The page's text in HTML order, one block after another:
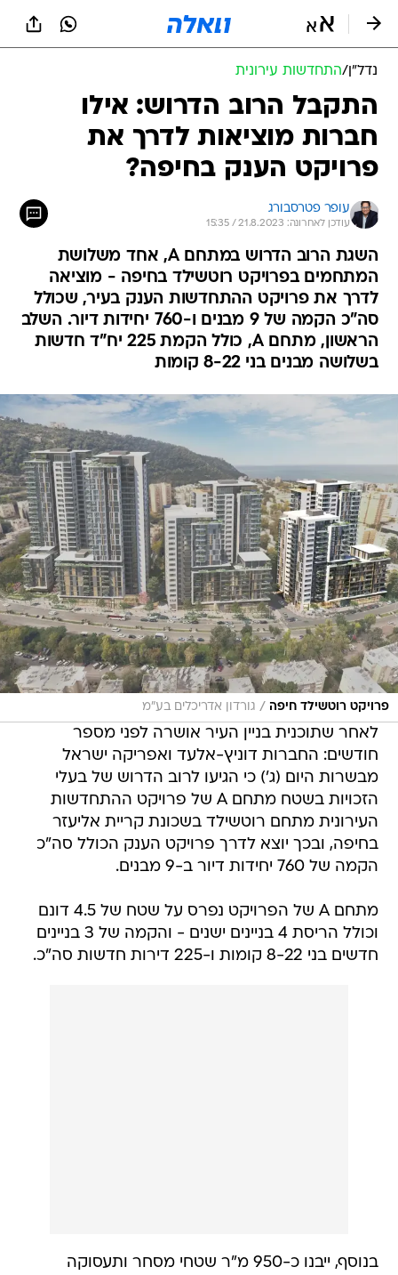
נדל״ן/התחדשות עירונית
התקבל הרוב הדרוש: אילו
חברות מוציאות לדרך את
פרויקט הענק בחיפה?
עופר פטרסבורג
עודכן לאחרונה: 21.8.2023 / 15:35
השגת הרוב הדרוש במתחם A, אחד משלושת
המתחמים בפרויקט רוטשילד בחיפה - מוציאה
לדרך את פרויקט ההתחדשות הענק בעיר, שכולל
סה"כ הקמה של 9 מבנים ו-760 יחידות דיור. השלב
הראשון, מתחם A, כולל הקמת 225 יח"ד חדשות
בשלושה מבנים בני 8-22 קומות
פרויקט רוטשילד חיפה / גורדון אדריכלים בע"מ
לאחר שתוכנית בניין העיר אושרה לפני מספר
חודשים: החברות דוניץ-אלעד ואפריקה ישראל
מבשרות היום (ג') כי הגיעו לרוב הדרוש של בעלי
הזכויות בשטח מתחם A של פרויקט ההתחדשות
העירונית מתחם רוטשילד בשכונת קריית אליעזר
בחיפה, ובכך יוצא לדרך פרויקט הענק הכולל סה"כ
הקמה של 760 יחידות דיור ב-9 מבנים.
מתחם A של הפרויקט נפרס על שטח של 4.5 דונם
וכולל הריסת 4 בניינים ישנים - והקמה של 3 בניינים
חדשים בני 8-22 קומות ו-225 דירות חדשות סה"כ.
בנוסף, ייבנו כ-950 מ"ר שטחי מסחר ותעסוקה